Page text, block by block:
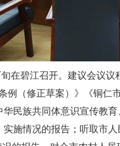
在碧江召开。建议会议
例（修正草案）》《铜
民族共同体意识宣传教
施情况的报告；听取市